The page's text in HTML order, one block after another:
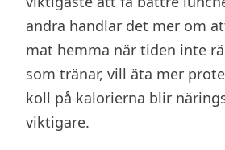
andra handlar det mer om
mat hemma när tiden inte
som tränar, vill äta mer
koll på kalorierna blir
viktigare.